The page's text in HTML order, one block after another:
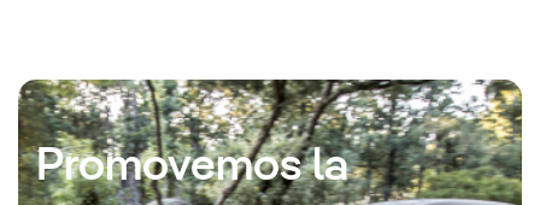
Promovemos la